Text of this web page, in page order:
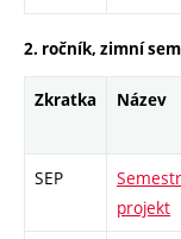
2. ročník, zimní
Zkratka Název
SEP
projekt